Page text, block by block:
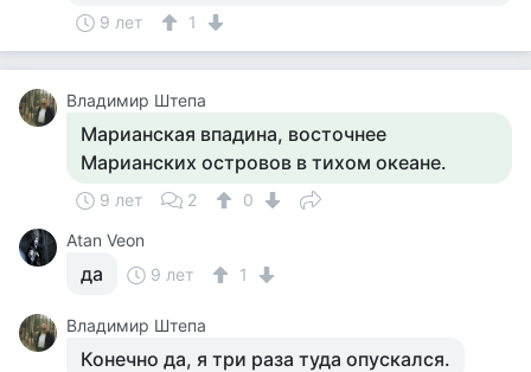
9 лет 1
Владимир Штепа
Марианская впадина, восточнее
Марианских островов в тихом океане.
9 лет 2
0
Atan Veon
да 9 лет 1
Владимир Штепа
Конечно да, я три раза туда опускался.